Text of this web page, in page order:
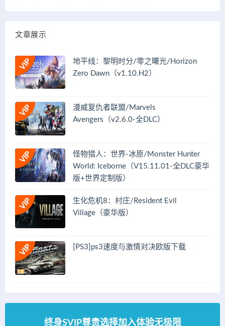
文章展示
地平线：黎明时分/零之曙光/Horizon
Zero Dawn（v1.10.H2）
漫威复仇者联盟/Marvels
Avengers（v2.6.0-全DLC）
怪物猎人：世界-冰原/Monster Hunter
World: Iceborne（V15.11.01-全DLC豪华
版+世界定制版）
生化危机8：村庄/Resident Evil
Village（豪华版）
[PS3]ps3速度与激情对决欧版下载
终身SVIP尊贵选择加入体验无极限